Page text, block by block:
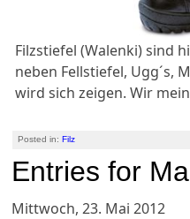
Filzstiefel (Walenki) sind
neben Fellstiefel, Ugg´s,
wird sich zeigen. Wir
Posted in:Filz
Entries for
Mittwoch, 23. Mai 2012